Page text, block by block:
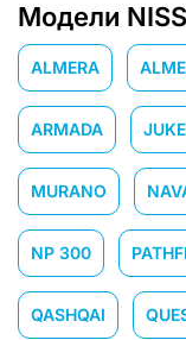
Модели
ALMERA
ARMADA JUKE
MURANO
NP 300
QASHQAI